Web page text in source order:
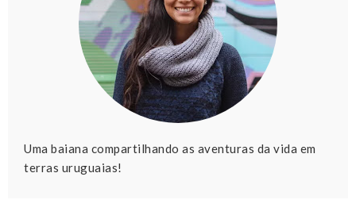
Uma baiana compartilhando as aventuras da vida em
terras uruguaias!